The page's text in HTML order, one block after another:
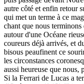
autre côté et enfin retour
qui met un terme à ce
chant que nous terminons
autour d'une Océane
coureurs déjà arrivés, et
bisous peaufinent ce
les circonstances
aussi heureuse que nous,
Si la Ferrari de Lucas a